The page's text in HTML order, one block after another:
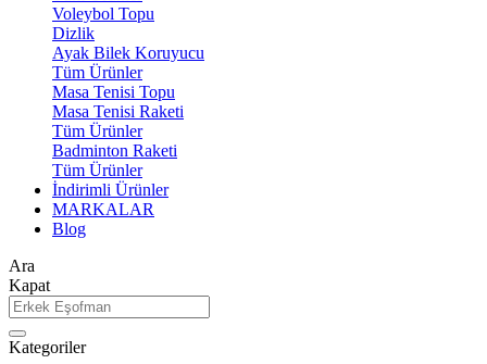
Voleybol Topu
Dizlik
Ayak Bilek Koruyucu
Tüm Ürünler
Masa Tenisi Topu
Masa Tenisi Raketi
Tüm Ürünler
Badminton Raketi
Tüm Ürünler
İndirimli Ürünler
MARKALAR
Blog
Ara
Kapat
Kategoriler